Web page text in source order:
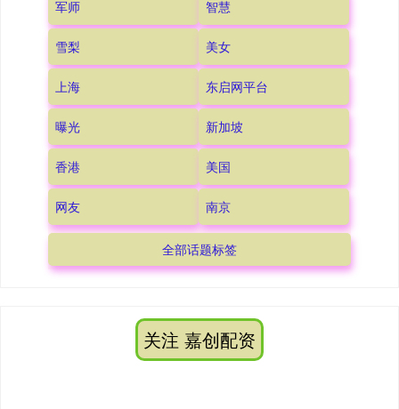
军师 智慧
雪梨 美女
上海 东启网平台
曝光 新加坡
香港 美国
网友 南京
全部话题标签
关注 嘉创配资